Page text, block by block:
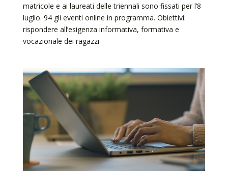
matricole e ai laureati delle triennali sono fissati per l’8
luglio. 94 gli eventi online in programma. Obiettivi:
rispondere all’esigenza informativa, formativa e
vocazionale dei ragazzi.